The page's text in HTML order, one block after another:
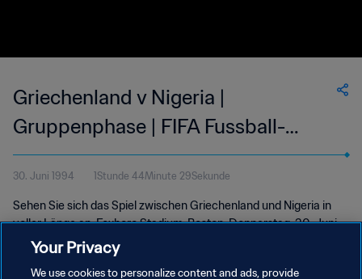
Griechenland v Nigeria |
Gruppenphase | FIFA Fussball-
Weltmeisterschaft USA 1994™ |
Spiel in voller Länge
30. Juni 1994 1Stunde 44Minute 29Sekunde
Sehen Sie sich das Spiel zwischen Griechenland und Nigeria in
voller Länge an. Foxboro Stadium, Boston, Donnerstag, 30. Juni
1994.Your Privacy
We use cookies to personalize content and ads, provide